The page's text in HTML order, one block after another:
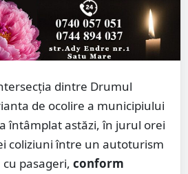
dintre Drumul
de ocolire a municipiului
întâmplat astăzi, în jurul orei
coliziuni între un autoturism
pasageri, conform